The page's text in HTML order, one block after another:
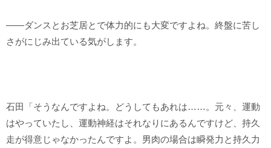
――ダンスとお芝居とで体力的にも大変ですよね。終盤に苦し
さがにじみ出ている気がします。
石田「そうなんですよね。どうしてもあれは……。元々、運動
はやっていたし、運動神経はそれなりにあるんですけど、持久
走が得意じゃなかったんですよ。男肉の場合は瞬発力と持久力